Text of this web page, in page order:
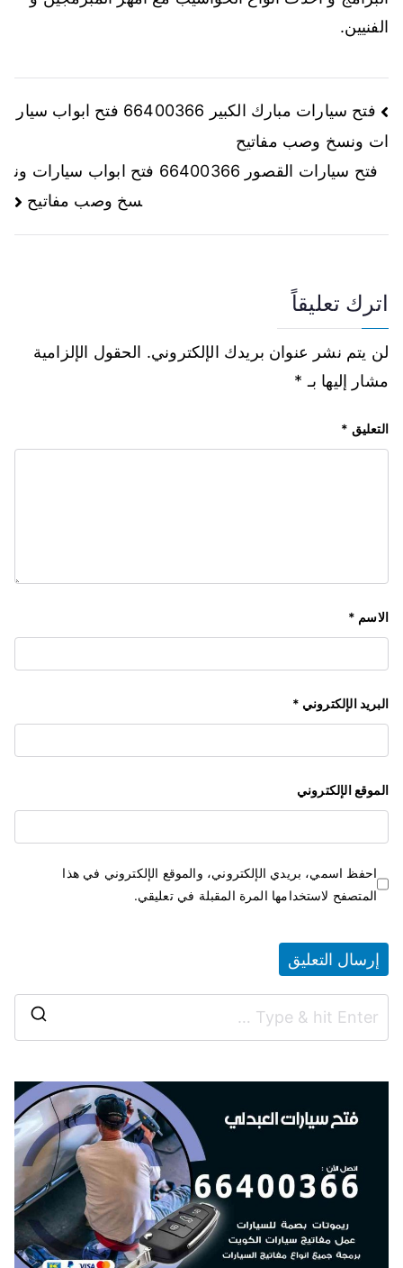
الفنيين.
فتح سيارات مبارك الكبير 66400366 فتح ابواب سيار
ات ونسخ وصب مفاتيح
فتح سيارات القصور 66400366 فتح ابواب سيارات ون
سخ وصب مفاتيح
اترك تعليقاً
لن يتم نشر عنوان بريدك الإلكتروني. الحقول الإلزامية
مشار إليها بـ *
التعليق *
الاسم *
البريد الإلكتروني *
الموقع الإلكتروني
احفظ اسمي، بريدي الإلكتروني، والموقع الإلكتروني في هذا
المتصفح لاستخدامها المرة المقبلة في تعليقي.